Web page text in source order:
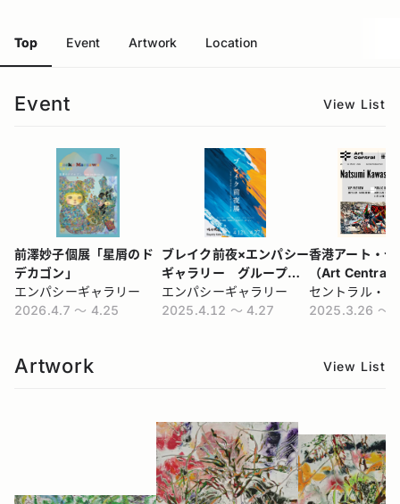
Top Event Artwork Location
Event View List
前澤妙子個展「星屑のド
デカゴン」
エンパシーギャラリー
2026.4.7 〜 4.25
ブレイク前夜×エンパシー
ギャラリー グループ展
『ブレイク前夜』
エンパシーギャラリー
2025.4.12 〜 4.27
香港アート・
（Art Central
2025.3.26 〜
Artwork View List